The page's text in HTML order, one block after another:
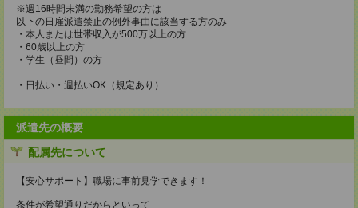
※週16時間未満の勤務希望の方は
以下の日雇派遣禁止の例外事由に該当する方のみ
・本人または世帯収入が500万以上の方
・60歳以上の方
・学生（昼間）の方
・日払い・週払いOK（規定あり）
派遣先の概要
配属先について
【安心サポート】職場に事前見学できます！
条件が希望通りだからといって